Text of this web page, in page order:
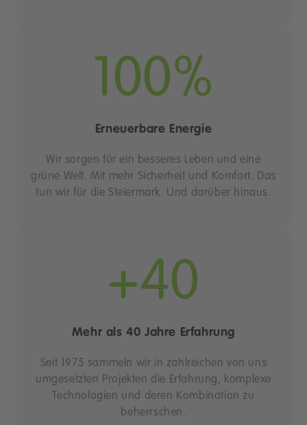
100%
Erneuerbare Energie
Wir sorgen für ein besseres Leben und eine
grüne Welt. Mit mehr Sicherheit und Komfort. Das
tun wir für die Steiermark. Und darüber hinaus.
+40
Mehr als 40 Jahre Erfahrung
Seit 1975 sammeln wir in zahlreichen von uns
umgesetzten Projekten die Erfahrung, komplexe
Technologien und deren Kombination zu
beherrschen.